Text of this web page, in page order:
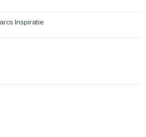
Inspiratie